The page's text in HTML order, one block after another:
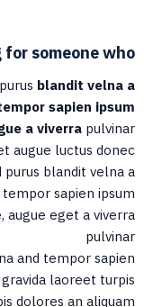
for someone who:
blandit velna a
sapien ipsum
a viverra pulvinar
augue luctus donec.
purus blandit velna a
sapien ipsum
augue eget a viverra
pulvinar
and tempor sapien
laoreet turpis
dolores an aliquam